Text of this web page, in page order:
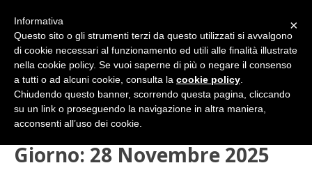
2025 NOVEMBRE
Giorno: 28 Novembre 2025
×
Informativa
Questo sito o gli strumenti terzi da questo utilizzati si avvalgono
di cookie necessari al funzionamento ed utili alle finalità illustrate
nella cookie policy. Se vuoi saperne di più o negare il consenso
a tutti o ad alcuni cookie, consulta la cookie policy
Chiudendo questo banner, scorrendo questa pagina, cliccando
su un link o proseguendo la navigazione in altra maniera,
acconsenti all’uso dei cookie.